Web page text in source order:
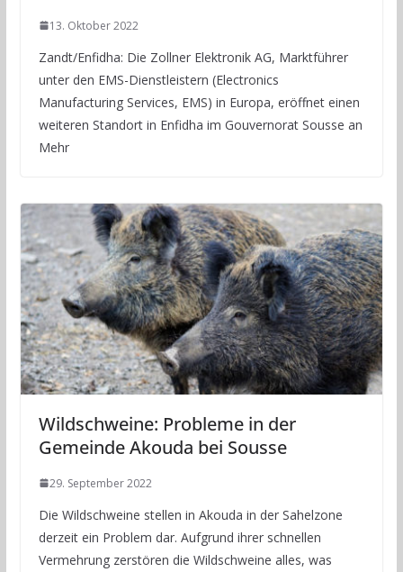
13. Oktober 2022
Zandt/Enfidha: Die Zollner Elektronik AG, Marktführer
unter den EMS-Dienstleistern (Electronics
Manufacturing Services, EMS) in Europa, eröffnet einen
weiteren Standort in Enfidha im Gouvernorat Sousse an
Mehr
Wildschweine: Probleme in der
Gemeinde Akouda bei Sousse
29. September 2022
Die Wildschweine stellen in Akouda in der Sahelzone
derzeit ein Problem dar. Aufgrund ihrer schnellen
Vermehrung zerstören die Wildschweine alles, was